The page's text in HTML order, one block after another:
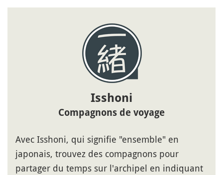
Isshoni
Compagnons de voyage
Avec Isshoni, qui signifie "ensemble" en
japonais, trouvez des compagnons pour
partager du temps sur l'archipel en indiquant